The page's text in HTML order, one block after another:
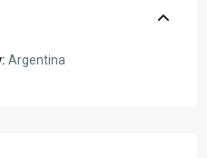
Argentina